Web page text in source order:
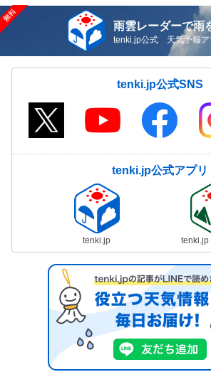
雨雲レーダーで雨
tenki.jp公式 天気予報ア
tenki.jp公式SNS
tenki.jp公式アプリ
tenki.jp tenki.jp